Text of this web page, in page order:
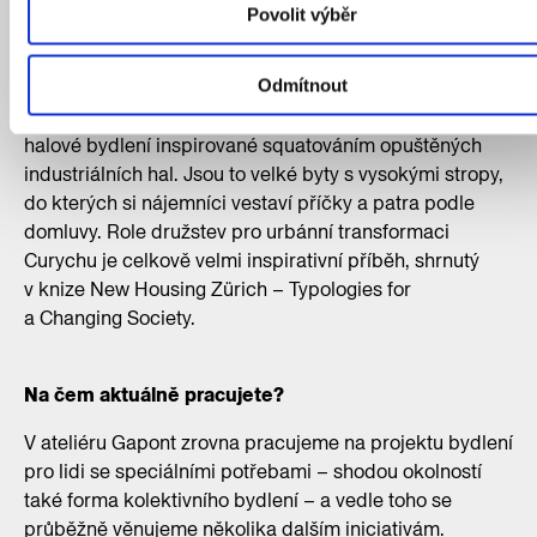
Povolit výběr
Odmítnout
je forma sdíleného bydlení s hierarchií soukromých
a sdílených prostor, kde například tři rodiny sdílí jednu
velikou kuchyň a dva obýváky. Kolektiv Kalkbreite
nedávno dokončil projekt Zollhaus, kde poprvé testují
halové bydlení inspirované squatováním opuštěných
industriálních hal. Jsou to velké byty s vysokými stropy,
do kterých si nájemníci vestaví příčky a patra podle
domluvy. Role družstev pro urbánní transformaci
Curychu je celkově velmi inspirativní příběh, shrnutý
v knize New Housing Zürich – Typologies for
a Changing Society.
Na čem aktuálně pracujete?
V ateliéru Gapont zrovna pracujeme na projektu bydlení
pro lidi se speciálními potřebami – shodou okolností
také forma kolektivního bydlení – a vedle toho se
průběžně věnujeme několika dalším iniciativám.